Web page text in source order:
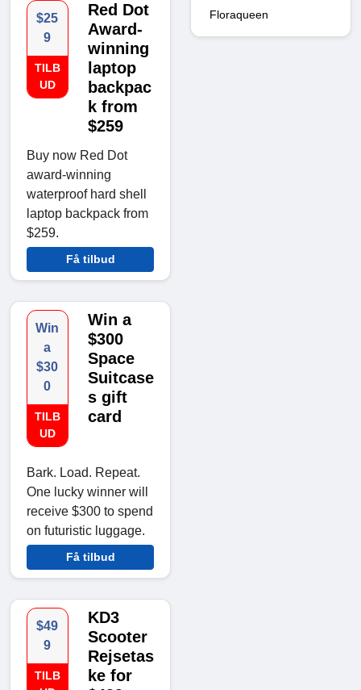
$25
9
TILB
UD
Red Dot
Award-
winning
laptop
backpac
k from
$259
Buy now Red Dot
award-winning
waterproof hard shell
laptop backpack from
$259.
Få tilbud
Win
a
$30
0
TILB
UD
Win a
$300
Space
Suitcase
s gift
card
Bark. Load. Repeat.
One lucky winner will
receive $300 to spend
on futuristic luggage.
Få tilbud
$49
9
TILB
KD3
Scooter
Rejsetas
ke for
Floraqueen